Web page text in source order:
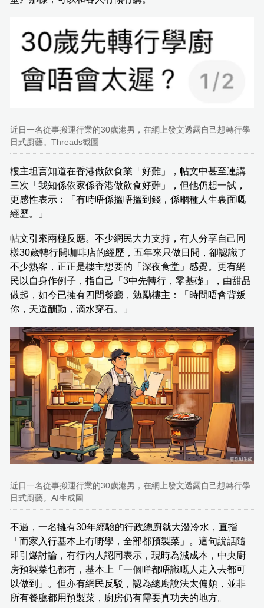
近日一名從事搬運行業的30歲港男，在網上發文透露自己想轉行學
日式廚藝。Threads截圖
樓主坦言知道在香港做飲食業「好難」，帖文中甚至連講
三次「我知係依家係香港做飲食好難」，但他仍想一試，
更感性表示：「有時唔係搵唔搵到錢，係嗰種人生裏面嘅
經歷。」
帖文引來兩極反應。不少網民大力支持，有人分享自己同
樣30歲轉行開咖啡店的經歷，五年來只做日間，卻認識了
不少熟客，正正是樓主想要的「深夜食堂」感覺。更有網
民以自身作例子，指自己「3中先轉行，零基礎」，由甜品
做起，如今已擁有四間餐廳，勉勵樓主：「時間唔會背叛
你，天道酬勤，滴水穿石。」
近日一名從事搬運行業的30歲港男，在網上發文透露自己想轉行學
日式廚藝。AI生成圖
不過，一名擁有30年經驗的行政總廚就大潑冷水，直指
「而家入行基本上冇嘢學，全部都預製菜」。這句說話隨
即引爆討論，有行內人認同表示，現時為減成本，中央廚
房預製菜乜都有，基本上「一個咩都唔識嘅人走入去都可
以做到」。但亦有網民反駁，認為總廚說法太偏頗，並非
所有餐廳都用預製菜，廚房仍有需要真功夫的地方。